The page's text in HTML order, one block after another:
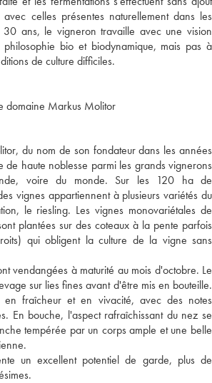
celles présentes naturellement dans les
30 ans, le vigneron travaille avec une vision
philosophie bio et biodynamique, mais pas à
de culture difficiles.
domaine Markus Molitor
du nom de son fondateur dans les années
de haute noblesse parmi les grands vignerons
voire du monde. Sur les 120 ha de
vignes appartiennent à plusieurs variétés du
le riesling. Les vignes monovariétales de
plantées sur des coteaux à la pente parfois
qui obligent la culture de la vigne sans
vendangées à maturité au mois d'octobre. Le
sur lies fines avant d'être mis en bouteille.
fraîcheur et en vivacité, avec des notes
En bouche, l'aspect rafraîchissant du nez se
tempérée par un corps ample et une belle
un excellent potentiel de garde, plus de